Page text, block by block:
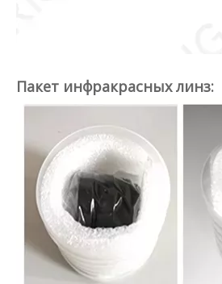
Пакет инфракрасных линз: